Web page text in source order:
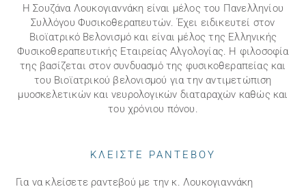
Η Σουζάνα Λουκογιαννάκη είναι μέλος του Πανελληνίου
Συλλόγου Φυσικοθεραπευτών. Έχει ειδικευτεί στον
Βιοϊατρικό Βελονισμό και είναι μέλος της Ελληνικής
Φυσικοθεραπευτικής Εταιρείας Αλγολογίας. Η φιλοσοφία
της βασίζεται στον συνδυασμό της φυσικοθεραπείας και
του Βιοϊατρικού βελονισμού για την αντιμετώπιση
μυοσκελετικών και νευρολογικών διαταραχών καθώς και
του χρόνιου πόνου.
ΚΛΕΙΣΤΕ ΡΑΝΤΕΒΟΥ
Για να κλείσετε ραντεβού με την κ. Λουκογιαννάκη